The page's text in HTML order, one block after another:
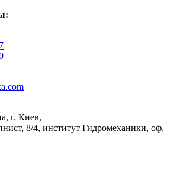
г. Киев,
8/4, институт Гидромеханики, оф.